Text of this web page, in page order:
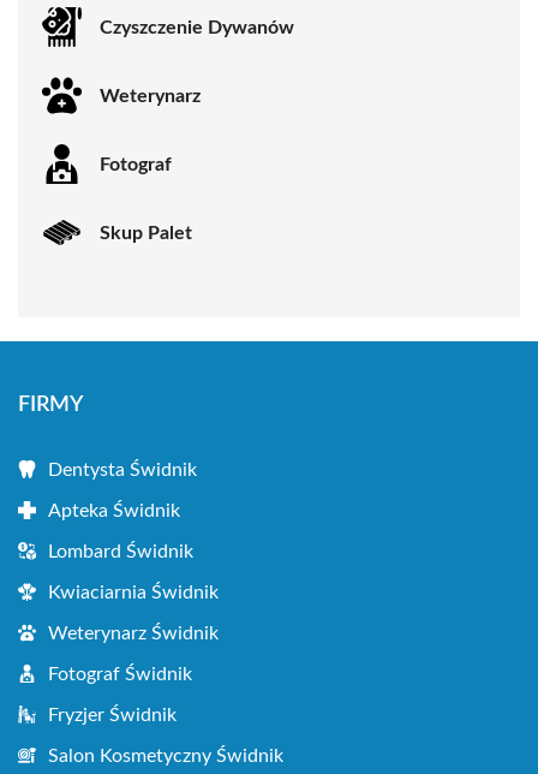
Czyszczenie Dywanów
Weterynarz
Fotograf
Skup Palet
FIRMY
Dentysta Świdnik
Apteka Świdnik
Lombard Świdnik
Kwiaciarnia Świdnik
Weterynarz Świdnik
Fotograf Świdnik
Fryzjer Świdnik
Salon Kosmetyczny Świdnik